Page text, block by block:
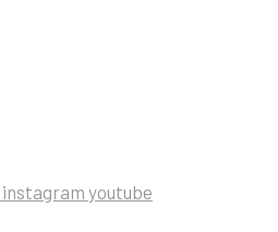
instagram youtube